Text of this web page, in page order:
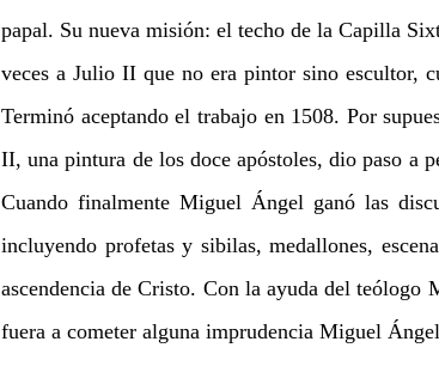
papal. Su nueva misión: el techo de la Capilla
veces a Julio II que no era pintor sino escultor,
Terminó aceptando el trabajo en 1508. Por
II, una pintura de los doce apóstoles, dio paso a
Cuando finalmente Miguel Ángel ganó las
incluyendo profetas y sibilas, medallones,
ascendencia de Cristo. Con la ayuda del
fuera a cometer alguna imprudencia Miguel